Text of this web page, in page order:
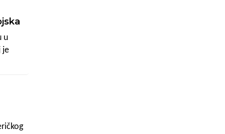
u
je